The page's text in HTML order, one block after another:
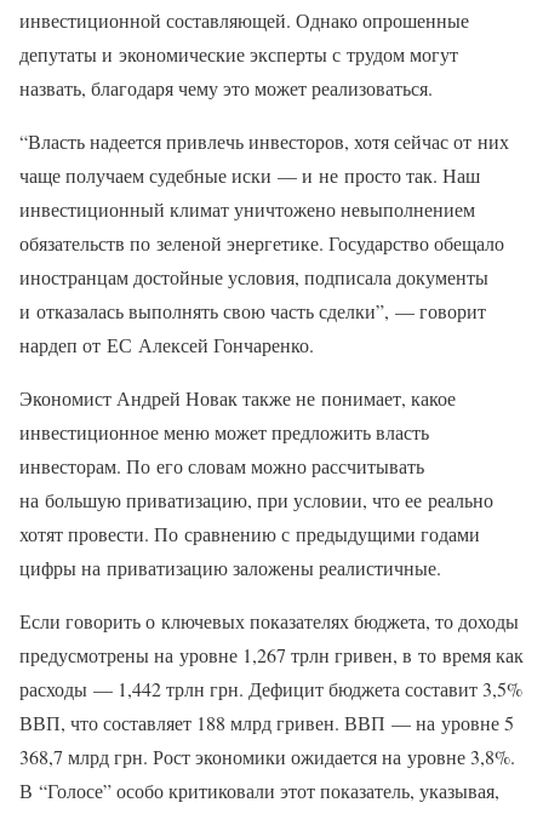
инвестиционной составляющей. Однако опрошенные
депутаты и экономические эксперты с трудом могут
назвать, благодаря чему это может реализоваться.
“Власть надеется привлечь инвесторов, хотя сейчас от них
чаще получаем судебные иски — и не просто так. Наш
инвестиционный климат уничтожено невыполнением
обязательств по зеленой энергетике. Государство обещало
иностранцам достойные условия, подписала документы
и отказалась выполнять свою часть сделки”, — говорит
нардеп от ЕС Алексей Гончаренко.
Экономист Андрей Новак также не понимает, какое
инвестиционное меню может предложить власть
инвесторам. По его словам можно рассчитывать
на большую приватизацию, при условии, что ее реально
хотят провести. По сравнению с предыдущими годами
цифры на приватизацию заложены реалистичные.
Если говорить о ключевых показателях бюджета, то доходы
предусмотрены на уровне 1,267 трлн гривен, в то время как
расходы — 1,442 трлн грн. Дефицит бюджета составит 3,5%
ВВП, что составляет 188 млрд гривен. ВВП — на уровне 5
368,7 млрд грн. Рост экономики ожидается на уровне 3,8%.
В “Голосе” особо критиковали этот показатель, указывая,